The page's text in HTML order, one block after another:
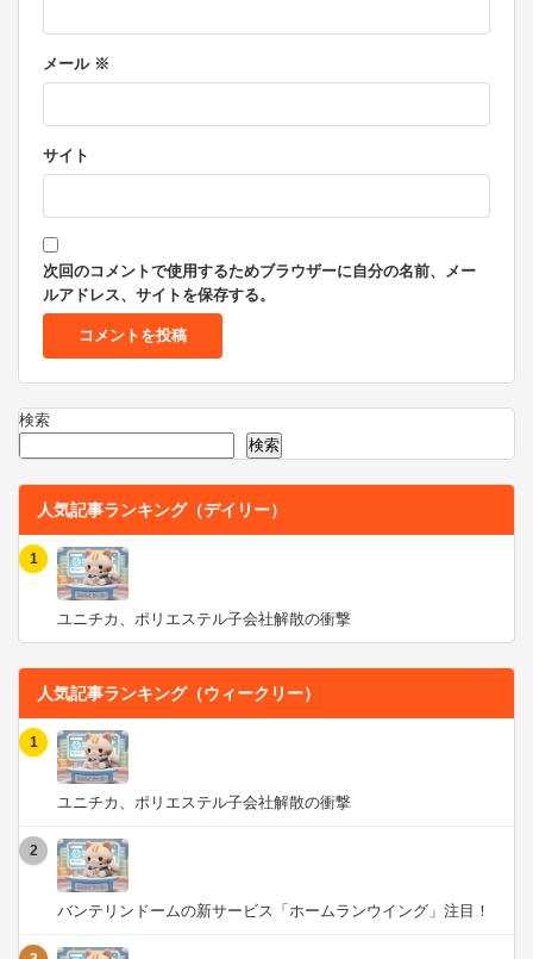
検索
検索
人気記事ランキング（デイリー）
1
ユニチカ、ポリエステル子会社解散の衝撃
人気記事ランキング（ウィークリー）
1
ユニチカ、ポリエステル子会社解散の衝撃
2
バンテリンドームの新サービス「ホームランウイング」注目！
メール ※
サイト
次回のコメントで使用するためブラウザーに自分の名前、メー
ルアドレス、サイトを保存する。